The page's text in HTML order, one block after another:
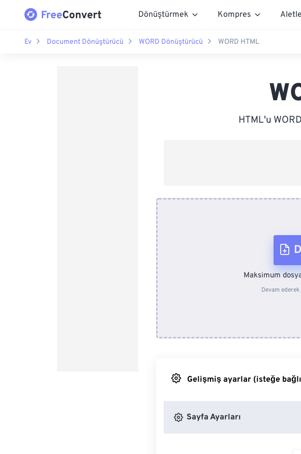
Dönüştürmek Kompres
Ev Document Dönüştürücü WORD Dönüştürücü WORD HTML
HTML'u
Maksimum
Devam ederek
Gelişmiş ayarlar (isteğe
Sayfa Ayarları